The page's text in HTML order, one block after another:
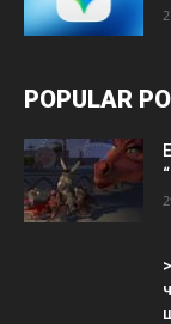
POPULAR